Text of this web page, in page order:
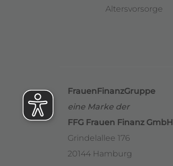
Altersvorsorge
FrauenFinanzGruppe
eine Marke der
FFG Frauen Finanz GmbH
Grindelallee 176
20144 Hamburg